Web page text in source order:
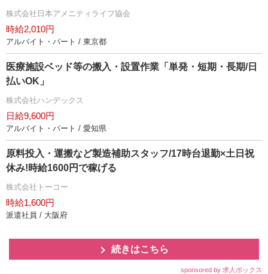
株式会社日本アメニティライフ協会
時給2,010円
アルバイト・パート / 東京都
医療施設ベッド等の搬入・設置作業「単発・短期・長期/日
払いOK」
株式会社ハンデックス
日給9,600円
アルバイト・パート / 愛知県
原料投入・運搬など製造補助スタッフ/17時台退勤×土日祝
休み!時給1600円で稼げる
株式会社トーコー
時給1,600円
派遣社員 / 大阪府
続きはこちら
sponsored by 求人ボックス